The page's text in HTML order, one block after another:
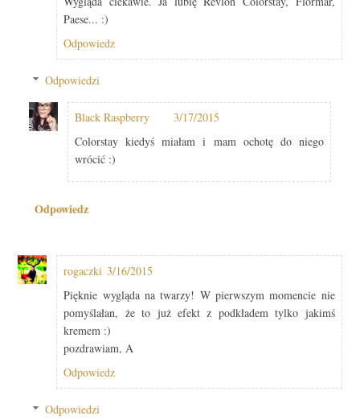
Paese... :)
Odpowiedz
Odpowiedzi
Black Raspberry
3/17/2015
Colorstay kiedyś miałam i mam ochotę do niego
wrócić :)
Odpowiedz
rogaczki 3/16/2015
Pięknie wygląda na twarzy! W pierwszym momencie nie
pomyślałan, że to już efekt z podkładem tylko jakimś
kremem :)
pozdrawiam, A
Odpowiedz
Odpowiedzi